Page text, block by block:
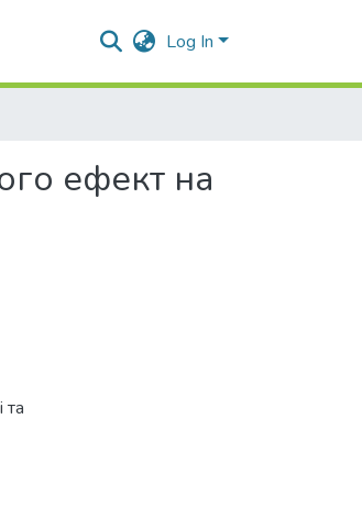
Log In
ефект на
та